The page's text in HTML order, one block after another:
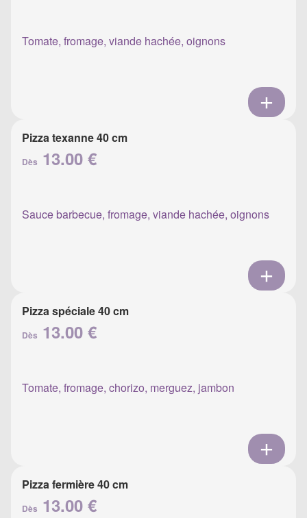
Tomate, fromage, viande hachée, oignons
Pizza texanne 40 cm
Dès 13.00 €
Sauce barbecue, fromage, viande hachée, oignons
Pizza spéciale 40 cm
Dès 13.00 €
Tomate, fromage, chorizo, merguez, jambon
Pizza fermière 40 cm
Dès 13.00 €